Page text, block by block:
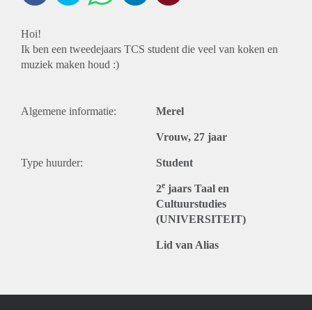
Hoi!
Ik ben een tweedejaars TCS student die veel van koken en
muziek maken houd :)
Algemene informatie: Merel
Vrouw, 27 jaar
Type huurder: Student
2e jaars Taal en
Cultuurstudies
(UNIVERSITEIT)
Lid van Alias